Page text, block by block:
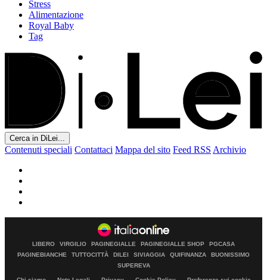
Stress
Alimentazione
Royal Baby
Tag
Cerca in DiLei...
Contenuti speciali Contattaci Mappa del sito Feed RSS Archivio
LIBERO VIRGILIO PAGINEGIALLE PAGINEGIALLE SHOP
PGCASA
PAGINEBIANCHE
TUTTOCITTÀ DILEI SIVIAGGIA QUIFINANZA
BUONISSIMO
SUPEREVA